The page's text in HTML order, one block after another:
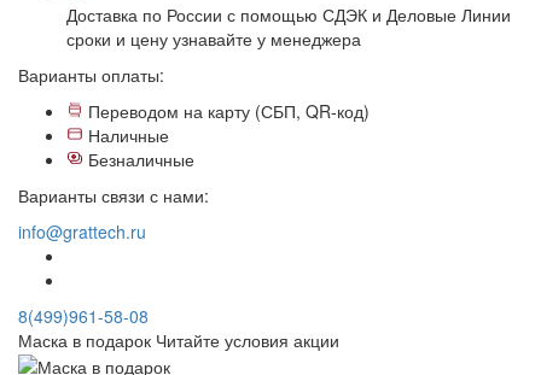
Доставка по России с помощью СДЭК и Деловые Линии
сроки и цену узнавайте у менеджера
Варианты оплаты:
Переводом на карту (СБП, QR-код)
Наличные
Безналичные
Варианты связи с нами:
info@grattech.ru
8(499)961-58-08
Маска в подарок Читайте условия акции